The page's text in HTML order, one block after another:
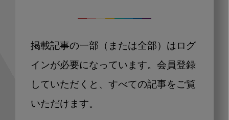
掲載記事の一部（または全部）はログ
インが必要になっています。会員登録
していただくと、すべての記事をご覧
いただけます。